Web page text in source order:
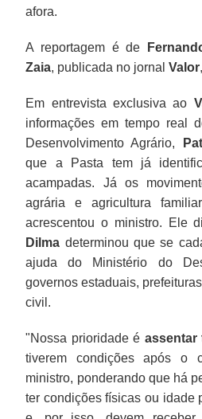
afora.
A reportagem é de
Zaia, publicada no jornalValor
Em entrevista exclusiva ao
informações em tempo real
Desenvolvimento Agrário,
que a Pasta tem já
acampadas. Já os
agrária e agricultura
acrescentou o ministro. Ele
Dilma determinou que se
ajuda do Ministério do
governos estaduais,
civil.
"Nossa prioridade é assentar
tiverem condições após o
ministro, ponderando que há
ter condições físicas ou idade